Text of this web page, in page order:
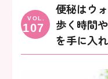
VOL.
107
便秘はウ
歩く時間
を手に入